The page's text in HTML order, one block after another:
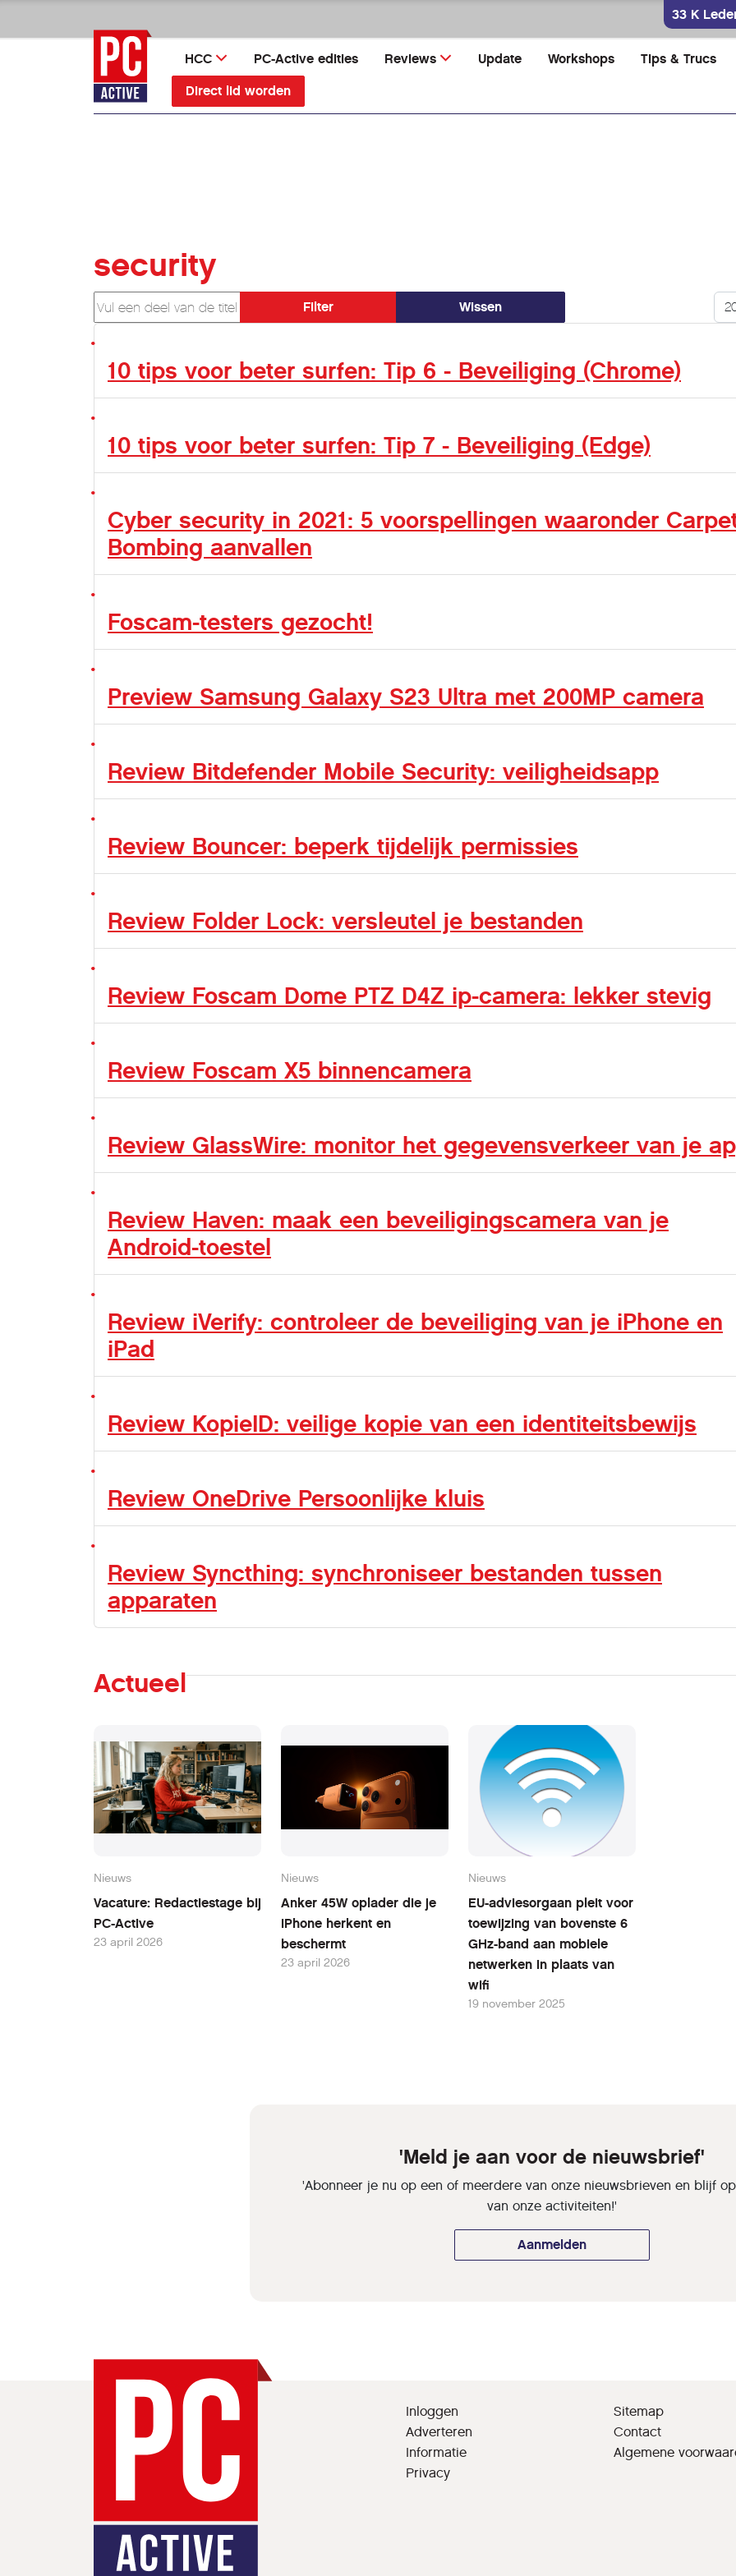
direct
naar
inhoud
33 K
HCC PC-Active edities Reviews Update Workshops Tips & Trucs
Direct lid worden
security
Vul een deel van de titel in Filter Wissen
10 tips voor beter surfen: Tip 6 - Beveiliging (Chrome)
10 tips voor beter surfen: Tip 7 - Beveiliging (Edge)
Cyber security in 2021: 5 voorspellingen waaronder
Bombing aanvallen
Foscam-testers gezocht!
Preview Samsung Galaxy S23 Ultra met 200MP camera
Review Bitdefender Mobile Security: veiligheidsapp
Review Bouncer: beperk tijdelijk permissies
Review Folder Lock: versleutel je bestanden
Review Foscam Dome PTZ D4Z ip-camera: lekker stevig
Review Foscam X5 binnencamera
Review GlassWire: monitor het gegevensverkeer van je
Review Haven: maak een beveiligingscamera van je
Android-toestel
Review iVerify: controleer de beveiliging van je iPhone en
iPad
Review KopieID: veilige kopie van een identiteitsbewijs
Review OneDrive Persoonlijke kluis
Review Syncthing: synchroniseer bestanden tussen
apparaten
Actueel
Nieuws
Vacature: Redactiestage bij
PC-Active
23 april 2026
Nieuws
Anker 45W oplader die je
iPhone herkent en
beschermt
23 april 2026
Nieuws
EU-adviesorgaan pleit voor
toewijzing van bovenste 6
GHz-band aan mobiele
netwerken in plaats van
wifi
19 november 2025
'Meld je aan voor de nieuwsbrief'
'Abonneer je nu op een of meerdere van onze nieuwsbrieven en blijf
van onze activiteiten!'
Aanmelden
Inloggen
Adverteren
Informatie
Privacy
Sitemap
Contact
Algemene